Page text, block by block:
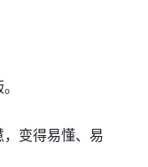
变得易懂、易